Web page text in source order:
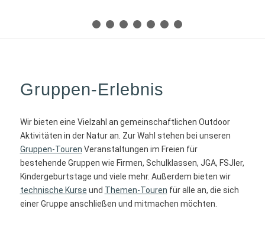
Gruppen-Erlebnis
Wir bieten eine Vielzahl an gemeinschaftlichen Outdoor
Aktivitäten in der Natur an. Zur Wahl stehen bei unseren
Gruppen-Touren Veranstaltungen im Freien für
bestehende Gruppen wie Firmen, Schulklassen, JGA, FSJler,
Kindergeburtstage und viele mehr. Außerdem bieten wir
technische Kurse und Themen-Touren für alle an, die sich
einer Gruppe anschließen und mitmachen möchten.